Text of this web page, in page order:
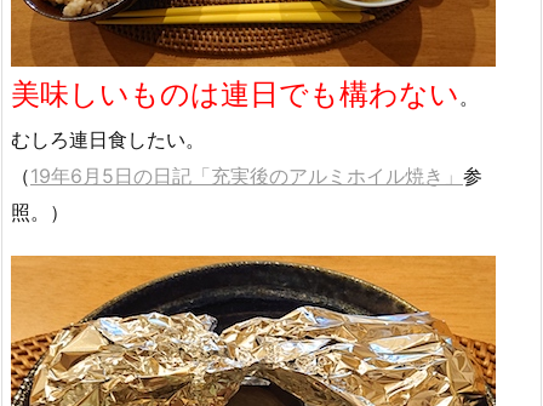
美味しいものは連日でも構わない。
むしろ連日食したい。
（19年6月5日の日記「充実後のアルミホイル焼き」 参
照。）